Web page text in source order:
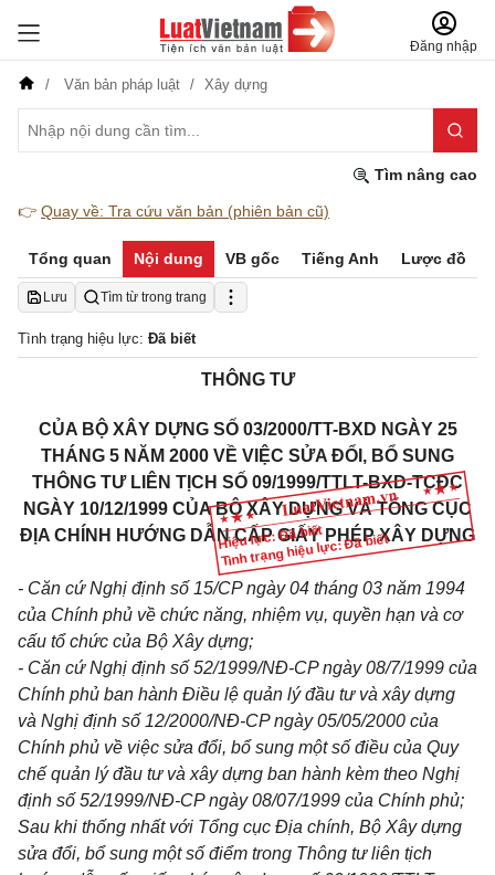
Đăng nhập
Văn bản pháp luật Xây dựng
Tìm nâng cao
👉 Quay về: Tra cứu văn bản (phiên bản cũ)
Tổng quan Nội dung VB gốc Tiếng Anh Lược đồ
Lưu Tìm từ trong trang
Tình trạng hiệu lực: Đã biết
Hiệu lực: Đã biết
Tình trạng hiệu lực: Đã biết
THÔNG TƯ
CỦA BỘ XÂY DỰNG SỐ 03/2000/TT-BXD NGÀY 25
THÁNG 5 NĂM 2000 VỀ VIỆC SỬA ĐỔI, BỔ SUNG
THÔNG TƯ LIÊN TỊCH SỐ 09/1999/TTLT-BXD-TCĐC
NGÀY 10/12/1999 CỦA BỘ XÂY DỰNG VÀ TỔNG CỤC
ĐỊA CHÍNH HƯỚNG DẪN CẤP GIẤY PHÉP XÂY DỰNG
- Căn cứ Nghị định số 15/CP ngày 04 tháng 03 năm 1994
của Chính phủ về chức năng, nhiệm vụ, quyền hạn và cơ
cấu tổ chức của Bộ Xây dựng;
- Căn cứ Nghị định số 52/1999/NĐ-CP ngày 08/7/1999 của
Chính phủ ban hành Điều lệ quản lý đầu tư và xây dựng
và Nghị định số 12/2000/NĐ-CP ngày 05/05/2000 của
Chính phủ về việc sửa đổi, bổ sung một số điều của Quy
chế quản lý đầu tư và xây dựng ban hành kèm theo Nghị
định số 52/1999/NĐ-CP ngày 08/07/1999 của Chính phủ;
Sau khi thống nhất với Tổng cục Địa chính, Bộ Xây dựng
sửa đổi, bổ sung một số điểm trong Thông tư liên tịch